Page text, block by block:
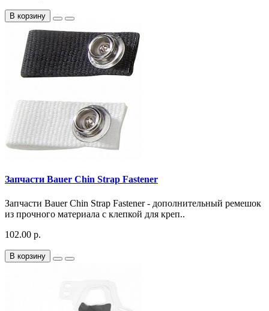
В корзину
Запчасти Bauer Chin Strap Fastener
Запчасти Bauer Chin Strap Fastener - дополнительный ремешок
из прочного материала с клепкой для креп..
102.00 р.
В корзину